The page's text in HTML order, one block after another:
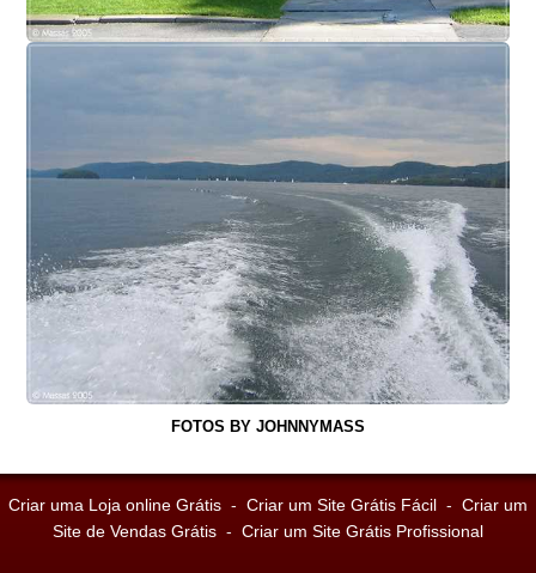
FOTOS BY JOHNNYMASS
Criar uma Loja online Grátis - Criar um Site Grátis Fácil - Criar um
Site de Vendas Grátis - Criar um Site Grátis Profissional